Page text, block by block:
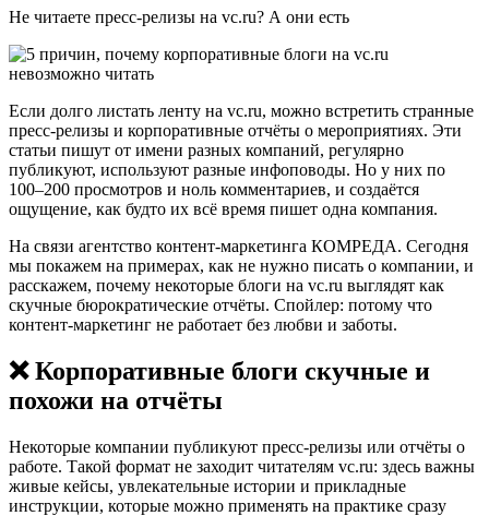
Не читаете пресс-релизы на vc.ru? А они есть
Если долго листать ленту на vc.ru, можно встретить странные
пресс-релизы и корпоративные отчёты о мероприятиях. Эти
статьи пишут от имени разных компаний, регулярно
публикуют, используют разные инфоповоды. Но у них по
100–200 просмотров и ноль комментариев, и создаётся
ощущение, как будто их всё время пишет одна компания.
На связи агентство контент-маркетинга КОМРЕДА. Сегодня
мы покажем на примерах, как не нужно писать о компании, и
расскажем, почему некоторые блоги на vc.ru выглядят как
скучные бюрократические отчёты. Спойлер: потому что
контент-маркетинг не работает без любви и заботы.
❌ Корпоративные блоги скучные и
похожи на отчёты
Некоторые компании публикуют пресс-релизы или отчёты о
работе. Такой формат не заходит читателям vc.ru: здесь важны
живые кейсы, увлекательные истории и прикладные
инструкции, которые можно применять на практике сразу